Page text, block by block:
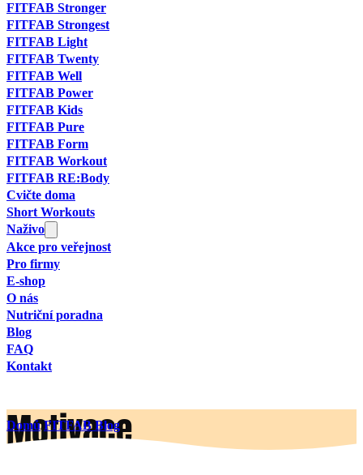
FITFAB Stronger
FITFAB Strongest
FITFAB Light
FITFAB Twenty
FITFAB Well
FITFAB Power
FITFAB Kids
FITFAB Pure
FITFAB Form
FITFAB Workout
FITFAB RE:Body
Cvičte doma
Short Workouts
Naživo
Akce pro veřejnost
Pro firmy
E-shop
O nás
Nutriční poradna
Blog
FAQ
Kontakt
Domů/FITFAB Blog
Motivace